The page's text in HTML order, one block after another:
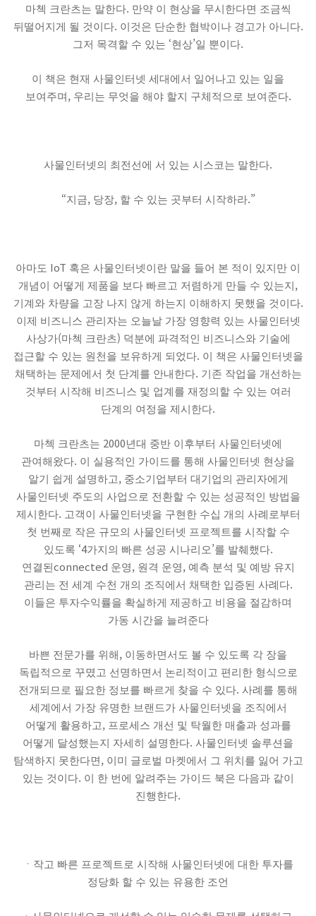
마첵 크란츠는 말한다. 만약 이 현상을 무시한다면 조금씩
뒤떨어지게 될 것이다. 이것은 단순한 협박이나 경고가 아니다.
그저 목격할 수 있는 ‘현상’일 뿐이다.
이 책은 현재 사물인터넷 세대에서 일어나고 있는 일을
보여주며 , 우리는 무엇을 해야 할지 구체적으로 보여준다.
사물인터넷의 최전선에 서 있는 시스코는 말한다.
“지금, 당장, 할 수 있는 곳부터 시작하라.”
아마도 IoT 혹은 사물인터넷이란 말을 들어 본 적이 있지만 이
개념이 어떻게 제품을 보다 빠르고 저렴하게 만들 수 있는지 ,
기계와 차량을 고장 나지 않게 하는지 이해하지 못했을 것이다.
이제 비즈니스 관리자는 오늘날 가장 영향력 있는 사물인터넷
사상가(마첵 크란츠) 덕분에 파격적인 비즈니스와 기술에
접근할 수 있는 원천을 보유하게 되었다. 이 책은 사물인터넷을
채택하는 문제에서 첫 단계를 안내한다. 기존 작업을 개선하는
것부터 시작해 비즈니스 및 업계를 재정의할 수 있는 여러
단계의 여정을 제시한다.
마첵 크란츠는 2000년대 중반 이후부터 사물인터넷에
관여해왔다. 이 실용적인 가이드를 통해 사물인터넷 현상을
알기 쉽게 설명하고, 중소기업부터 대기업의 관리자에게
사물인터넷 주도의 사업으로 전환할 수 있는 성공적인 방법을
제시한다. 고객이 사물인터넷을 구현한 수십 개의 사례로부터
첫 번째로 작은 규모의 사물인터넷 프로젝트를 시작할 수
있도록 ‘4가지의 빠른 성공 시나리오’를 발췌했다.
연결된 connected 운영, 원격 운영, 예측 분석 및 예방 유지
관리는 전 세계 수천 개의 조직에서 채택한 입증된 사례다.
이들은 투자수익률을 확실하게 제공하고 비용을 절감하며
가동 시간을 늘려준다
바쁜 전문가를 위해 , 이동하면서도 볼 수 있도록 각 장을
독립적으로 꾸몄고 선명하면서 논리적이고 편리한 형식으로
전개되므로 필요한 정보를 빠르게 찾을 수 있다. 사례를 통해
세계에서 가장 유명한 브랜드가 사물인터넷을 조직에서
어떻게 활용하고, 프로세스 개선 및 탁월한 매출과 성과를
어떻게 달성했는지 자세히 설명한다. 사물인터넷 솔루션을
탐색하지 못한다면 , 이미 글로벌 마켓에서 그 위치를 잃어 가고
있는 것이다. 이 한 번에 알려주는 가이드 북은 다음과 같이
진행한다.
ㆍ작고 빠른 프로젝트로 시작해 사물인터넷에 대한 투자를
정당화 할 수 있는 유용한 조언